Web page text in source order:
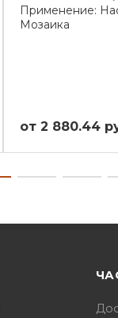
Применение:
Мозаика
от 2 880.44